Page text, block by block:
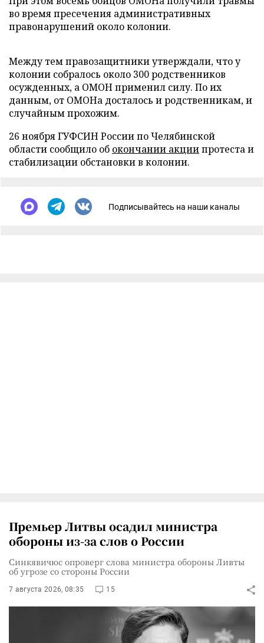
во время пресечения административных
правонарушений около колонии.
Между тем правозащитники утверждали, что у
колонии собралось около 300 родственников
осужденных, а ОМОН применил силу. По их
данным, от ОМОНа досталось и родственникам, и
случайным прохожим.
26 ноября ГУФСИН России по Челябинской
области сообщило об окончании акциипротеста и
стабилизации обстановки в колонии.
Подписывайтесь на наши каналы
Премьер Литвы осадил министра
обороны из-за слов о России
Синкявичюс опроверг слова министра обороны Ливты
об угрозе со стороны России
7 августа 2026, 08:35 15